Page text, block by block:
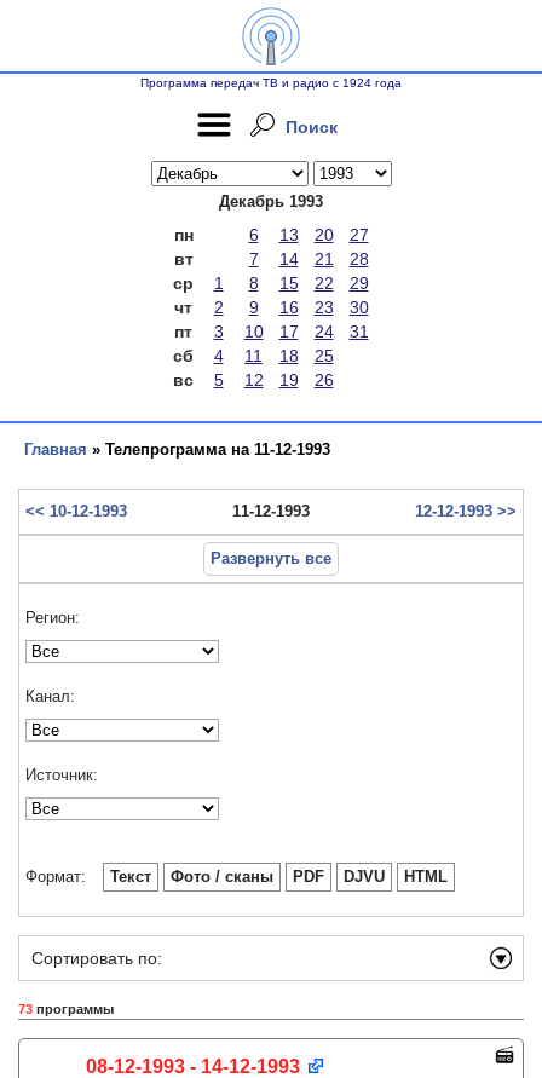
Программа передач ТВ и радио с 1924 года
Поиск
Декабрь 1993
пн 6 13 20
27
вт
7 14 21
28
ср
1 8 15 22
29
чт
2 9 16 23
30
пт
3 10 17 24
31
сб
4 11 18
25
вс
5 12 19 26
Главная » Телепрограмма на 11-12-1993
<< 10-12-1993 11-12-1993 12-12-1993 >>
Развернуть все
Регион:
Канал:
Источник:
Формат: Текст Фото / сканы PDF DJVU HTML
Сортировать по:
73 программы
08-12-1993 - 14-12-1993